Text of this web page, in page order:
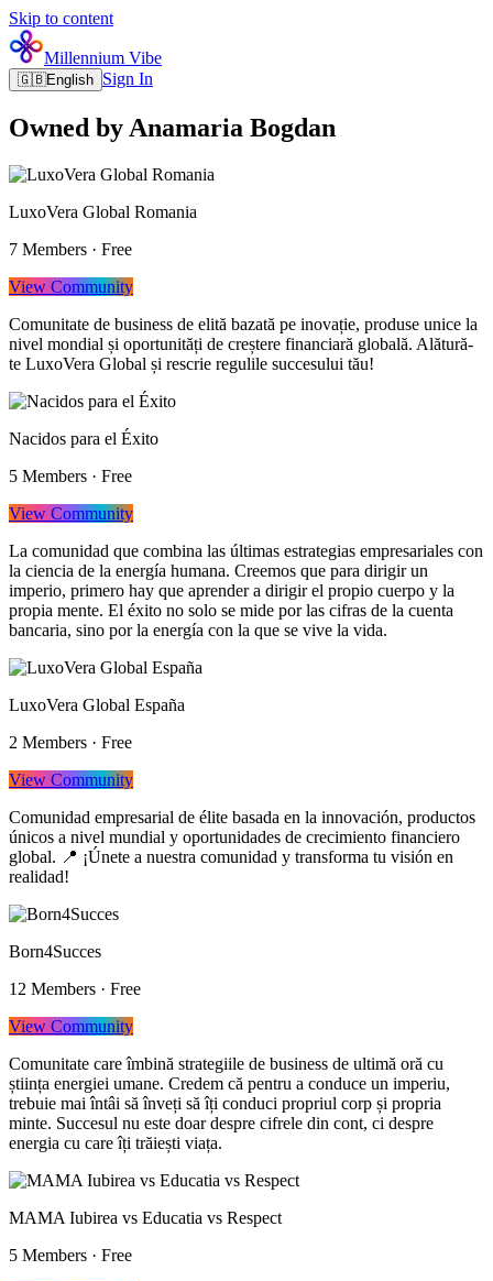
Skip to content
Millennium Vibe
🇬🇧English Sign In
Owned by Anamaria Bogdan
LuxoVera Global Romania
7 Members · Free
View Community
Comunitate de business de elită bazată pe inovație, produse unice la
nivel mondial și oportunități de creștere financiară globală. Alătură-
te LuxoVera Global și rescrie regulile succesului tău!
Nacidos para el Éxito
5 Members · Free
View Community
La comunidad que combina las últimas estrategias empresariales con
la ciencia de la energía humana. Creemos que para dirigir un
imperio, primero hay que aprender a dirigir el propio cuerpo y la
propia mente. El éxito no solo se mide por las cifras de la cuenta
bancaria, sino por la energía con la que se vive la vida.
LuxoVera Global España
2 Members · Free
View Community
Comunidad empresarial de élite basada en la innovación, productos
únicos a nivel mundial y oportunidades de crecimiento financiero
global. 📍 ¡Únete a nuestra comunidad y transforma tu visión en
realidad!
Born4Succes
12 Members · Free
View Community
Comunitate care îmbină strategiile de business de ultimă oră cu
știința energiei umane. Credem că pentru a conduce un imperiu,
trebuie mai întâi să înveți să îți conduci propriul corp și propria
minte. Succesul nu este doar despre cifrele din cont, ci despre
energia cu care îți trăiești viața.
MAMA Iubirea vs Educatia vs Respect
5 Members · Free